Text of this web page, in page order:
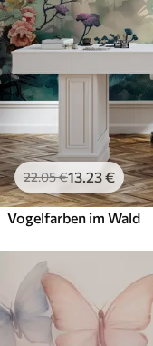
22.05€13.23€
Vogelfarben im Wald